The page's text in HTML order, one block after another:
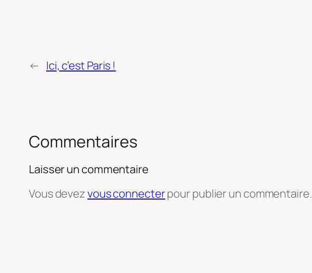
← Ici, c’est Paris !
Commentaires
Laisser un commentaire
Vous devezvous connecterpour publier un commentaire.